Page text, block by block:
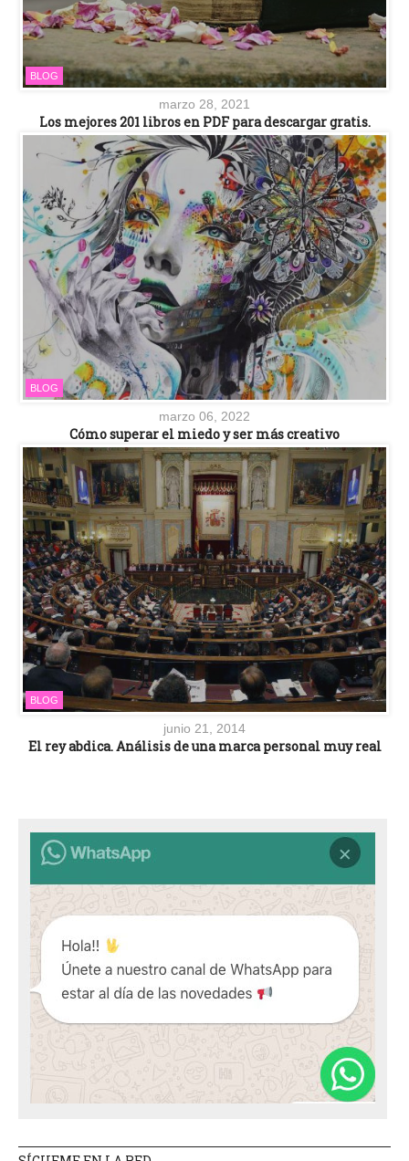
BLOG
marzo 28, 2021
Los mejores 201 libros en PDF para descargar gratis.
BLOG
marzo 06, 2022
Cómo superar el miedo y ser más creativo
BLOG
junio 21, 2014
El rey abdica. Análisis de una marca personal muy real